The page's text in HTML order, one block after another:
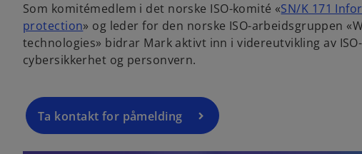
Som komitémedlem i det norske ISO-komité «SN/K 171
protection» og leder for den norske ISO-arbeidsgruppen
technologies» bidrar Mark aktivt inn i videreutvikling av
cybersikkerhet og personvern.
Ta kontakt for påmelding